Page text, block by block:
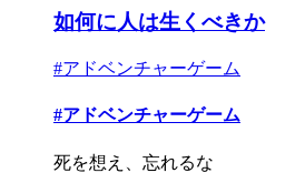
如何に人は生くべきか
#アドベンチャーゲーム
#アドベンチャーゲーム
死を想え、忘れるな